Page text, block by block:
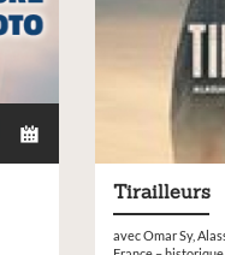
Tirailleurs
avec Omar Sy,